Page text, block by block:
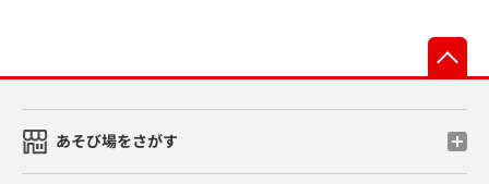
あそび場をさがす